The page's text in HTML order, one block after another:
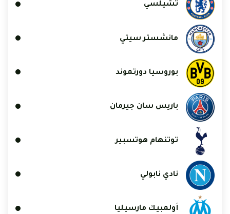
تشيلسي
مانشستر سيتي
بوروسيا دورتموند
باريس سان جيرمان
توتنهام هوتسبير
نادي نابولي
أولمبيك مارسيليا